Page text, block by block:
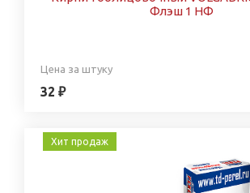
Флэш 1 НФ
Цена за штуку
32 ₽
Хит продаж